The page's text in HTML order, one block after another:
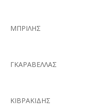
ΜΠΡΙΛΗΣ
ΓΚΑΡΑΒΕΛΛΑΣ
ΚΙΒΡΑΚΙΔΗΣ